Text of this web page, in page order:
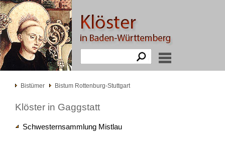
Bistümer Bistum Rottenburg-Stuttgart
Klöster in Gaggstatt
Schwesternsammlung Mistlau